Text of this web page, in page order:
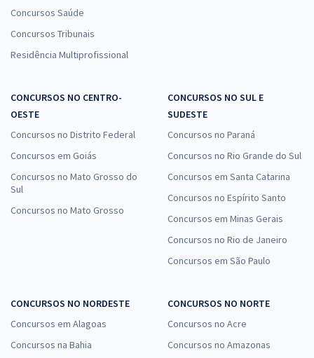
Concursos Saúde
Concursos Tribunais
Residência Multiprofissional
CONCURSOS NO CENTRO-
OESTE
Concursos no Distrito Federal
Concursos em Goiás
Concursos no Mato Grosso do
Sul
Concursos no Mato Grosso
CONCURSOS NO SUL E
SUDESTE
Concursos no Paraná
Concursos no Rio Grande do Sul
Concursos em Santa Catarina
Concursos no Espírito Santo
Concursos em Minas Gerais
Concursos no Rio de Janeiro
Concursos em São Paulo
CONCURSOS NO NORDESTE
Concursos em Alagoas
Concursos na Bahia
CONCURSOS NO NORTE
Concursos no Acre
Concursos no Amazonas